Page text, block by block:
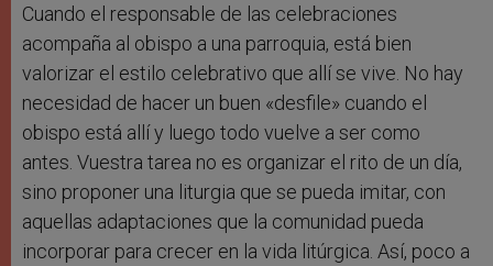
Cuando el responsable de las celebraciones
acompaña al obispo a una parroquia, está bien
valorizar el estilo celebrativo que allí se vive. No hay
necesidad de hacer un buen «desfile» cuando el
obispo está allí y luego todo vuelve a ser como
antes. Vuestra tarea no es organizar el rito de un día,
sino proponer una liturgia que se pueda imitar, con
aquellas adaptaciones que la comunidad pueda
incorporar para crecer en la vida litúrgica. Así, poco a